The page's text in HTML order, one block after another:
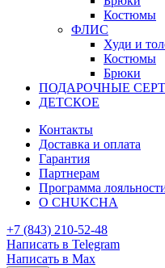
Костюмы
ФЛИС
Худи и
Костюмы
Брюки
ПОДАРОЧНЫЕ
ДЕТСКОЕ
Контакты
Доставка и оплата
Гарантия
Партнерам
Программа
О CHUKCHA
+7 (843) 210-52-48
Написать в Telegram
Написать в Max